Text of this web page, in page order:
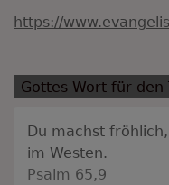
https://
Gottes Wort für den
Du machst
im Westen.
Psalm 65,9